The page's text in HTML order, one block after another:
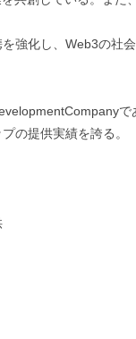
強化し、Web3の社
の提供実績を誇る。